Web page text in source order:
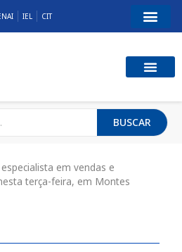
IEL CIT
BUSCAR
em vendas e
terça-feira, em Montes